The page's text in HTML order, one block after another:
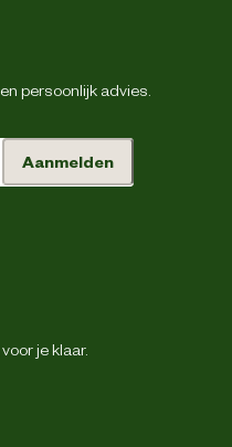
persoonlijk advies.
Aanmelden
je klaar.